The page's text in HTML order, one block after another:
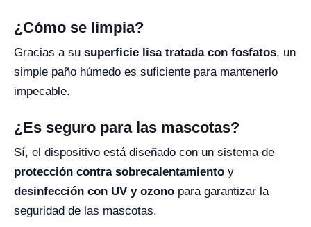
¿Cómo se limpia?
Gracias a su superficie lisa tratada con fosfatos, un
simple paño húmedo es suficiente para mantenerlo
impecable.
¿Es seguro para las mascotas?
Sí, el dispositivo está diseñado con un sistema de
protección contra sobrecalentamiento y
desinfección con UV y ozono para garantizar la
seguridad de las mascotas.